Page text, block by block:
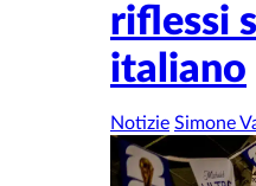
riflessi
italiano
Notizie Simone